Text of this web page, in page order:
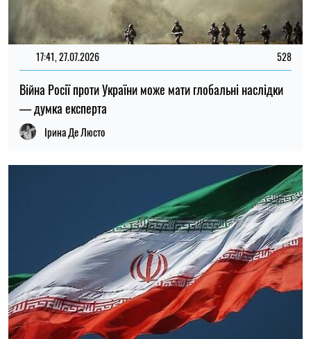
17:41, 27.07.2026 528
Війна Росії проти України може мати глобальні наслідки
— думка експерта
Ірина Де Люсто